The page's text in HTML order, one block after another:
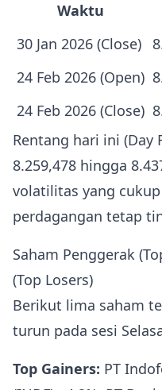
Waktu
30 Jan 2026 (Close)
24 Feb 2026 (Open)
24 Feb 2026 (Close)
Rentang hari ini (Day
8.259,478 hingga
volatilitas yang
perdagangan tetap
Saham Penggerak
(Top Losers)
Berikut lima saham
turun pada sesi
Top Gainers: PT